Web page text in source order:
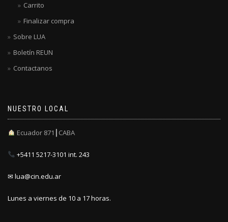
Carrito
Finalizar compra
Sobre LUA
Boletín REUN
Contactanos
NUESTRO LOCAL
Ecuador 871┃CABA
+5411 5217-3101 int. 243
✉ lua@cin.edu.ar
Lunes a viernes de 10 a 17 horas.